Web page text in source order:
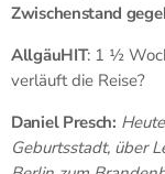
Zwischenstand
AllgäuHIT: 1 ½
verläuft die Reise?
Daniel Presch:
Geburtsstadt, über